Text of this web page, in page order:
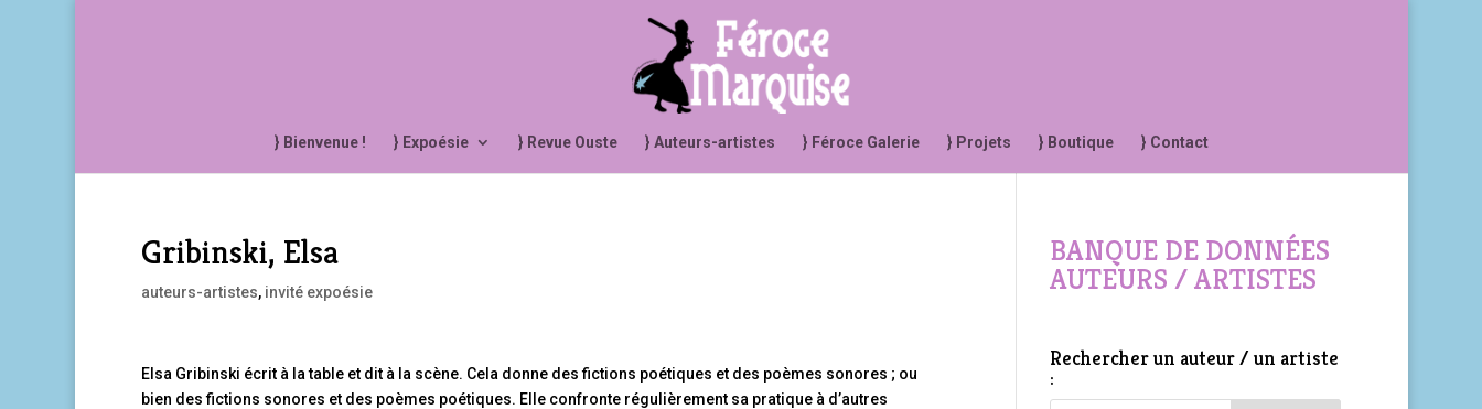
} Bienvenue ! } Expoésie } Revue Ouste } Auteurs-artistes } Féroce Galerie } Projets } Boutique } Contact
Gribinski, Elsa
auteurs-artistes, invité expoésie
Elsa Gribinski écrit à la table et dit à la scène. Cela donne des fictions poétiques et des poèmes sonores ; ou
bien des fictions sonores et des poèmes poétiques. Elle confronte régulièrement sa pratique à d’autres
BANQUE DE DONNÉES
AUTEURS / ARTISTES
Rechercher un auteur / un artiste
: